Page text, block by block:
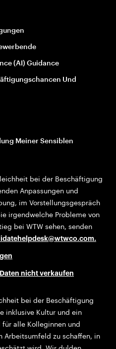
(AI) Guidance
Und
Meiner Sensiblen
bei der Beschäftigung
Anpassungen und
im Vorstellungsgespräch
irgendwelche Probleme von
bei WTW sehen, senden
.
nicht verkaufen
bei der Beschäftigung
inklusive Kultur und ein
alle Kolleginnen und
Arbeitsumfeld zu schaffen, in